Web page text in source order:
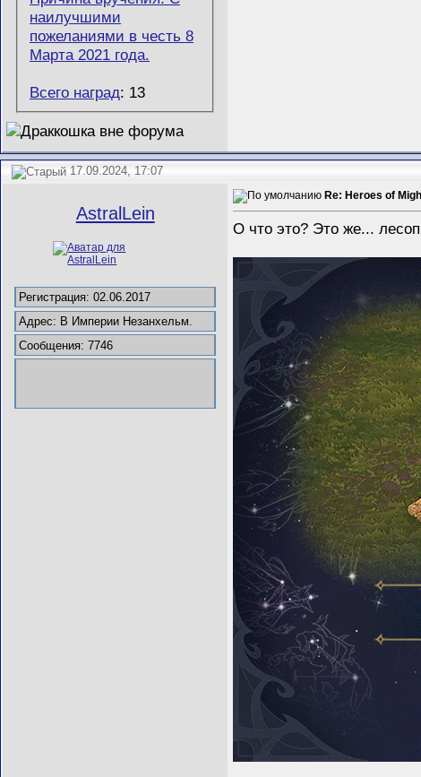
Всего наград: 13
17.09.2024, 17:07
AstralLein
Регистрация: 02.06.2017
Адрес: В Империи Незанхельм.
Сообщения: 7746
Re: Heroes of
О что это? Это же...